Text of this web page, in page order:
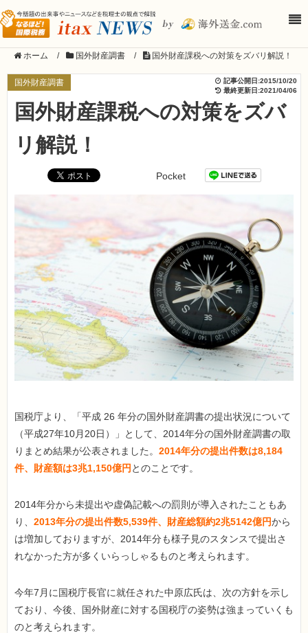
ホーム / 国外財産調書 / 国外財産課税への対策をズバリ解説！
国外財産調書 記事公開日:2015/10/20
最終更新日:2021/04/06
国外財産課税への対策をズバ
リ解説！
Pocket
国税庁より、「平成 26 年分の国外財産調書の提出状況について
（平成27年10月20日）」として、2014年分の国外財産調書の取
りまとめ結果が公表されました。 2014年分の提出件数は8,184
件、財産額は3兆1,150億円 とのことです。
2014年分から未提出や虚偽記載への罰則が導入されたこともあ
り、 2013年分の提出件数5,539件、財産総額約2兆5142億円から
は増加しておりますが、2014年分も様子見のスタンスで提出さ
れなかった方が多くいらっしゃるものと考えられます。
今年7月に国税庁長官に就任された中原広氏は、次の方針を示し
ており、今後、国外財産に対する国税庁の姿勢は強まっていくも
のと考えられます。